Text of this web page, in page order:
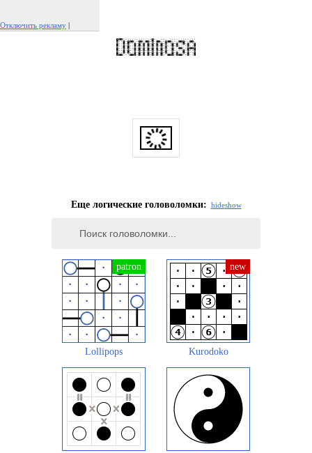
Отключить рекламу |
Еще логические головоломки: hideshow
Lollipops Kurodoko